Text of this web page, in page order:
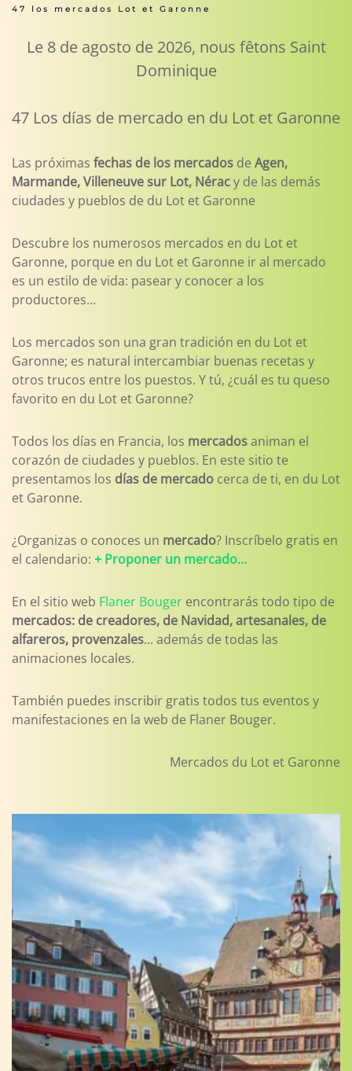
47 los mercados Lot et Garonne
Le 8 de agosto de 2026, nous fêtons Saint
Dominique
47 Los días de mercado en du Lot et Garonne
Las próximas fechas de los mercados de Agen,
Marmande, Villeneuve sur Lot, Néracy de las demás
ciudades y pueblos de du Lot et Garonne
Descubre los numerosos mercados en du Lot et
Garonne, porque en du Lot et Garonne ir al mercado
es un estilo de vida: pasear y conocer a los
productores…
Los mercados son una gran tradición en du Lot et
Garonne; es natural intercambiar buenas recetas y
otros trucos entre los puestos. Y tú, ¿cuál es tu queso
favorito en du Lot et Garonne?
Todos los días en Francia, los mercadosaniman el
corazón de ciudades y pueblos. En este sitio te
presentamos los días de mercado cerca de ti, en du Lot
et Garonne.
¿Organizas o conoces un mercado? Inscríbelo gratis en
el calendario: + Proponer un mercado...
En el sitio web Flaner Bouger encontrarás todo tipo de
mercados: de creadores, de Navidad, artesanales, de
alfareros, provenzales... además de todas las
animaciones locales.
También puedes inscribir gratis todos tus eventos y
manifestaciones en la web de Flaner Bouger.
Mercados du Lot et Garonne